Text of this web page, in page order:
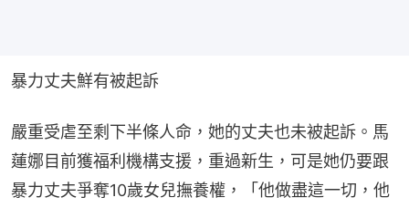
暴力丈夫鮮有被起訴
嚴重受虐至剩下半條人命，她的丈夫也未被起訴。馬
蓮娜目前獲福利機構支援，重過新生，可是她仍要跟
暴力丈夫爭奪10歲女兒撫養權，「他做盡這一切，他